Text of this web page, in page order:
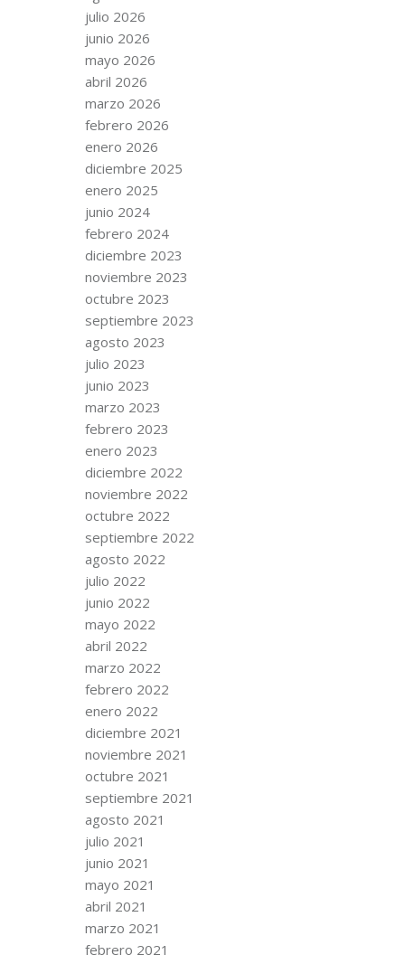
julio 2026
junio 2026
mayo 2026
abril 2026
marzo 2026
febrero 2026
enero 2026
diciembre 2025
enero 2025
junio 2024
febrero 2024
diciembre 2023
noviembre 2023
octubre 2023
septiembre 2023
agosto 2023
julio 2023
junio 2023
marzo 2023
febrero 2023
enero 2023
diciembre 2022
noviembre 2022
octubre 2022
septiembre 2022
agosto 2022
julio 2022
junio 2022
mayo 2022
abril 2022
marzo 2022
febrero 2022
enero 2022
diciembre 2021
noviembre 2021
octubre 2021
septiembre 2021
agosto 2021
julio 2021
junio 2021
mayo 2021
abril 2021
marzo 2021
febrero 2021